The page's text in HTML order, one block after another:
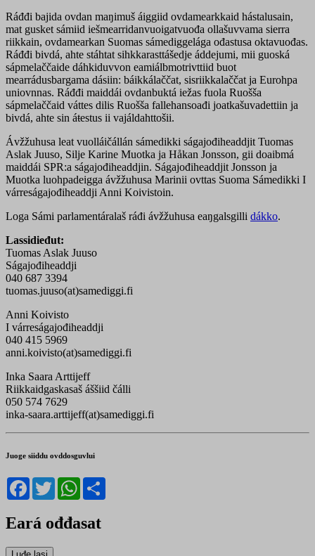
Ráđđi bajida ovdan maŋimuš áiggiid ovdamearkkaid hástalusain,
mat gusket sámiid iešmearridanvuoigatvuođa ollašuvvama sierra
riikkain, ovdamearkan Suomas sámediggelága ođastusa oktavuođas.
Ráđđi bivdá, ahte stáhtat sihkkarasttášedje áddejumi, mii guoská
sápmelaččaide dáhkiduvvon eamiálbmotrivttiid buot
mearrádusbargama dásiin: báikkálaččat, sisriikkalaččat ja Eurohpa
uniovnnas. Ráđđi maiddái ovdanbuktá iežas fuola Ruošša
sápmelaččaid váttes dilis Ruošša fallehansoađi joatkašuvadettiin ja
bivdá, ahte sin áŧestus ii vajáldahttošii.
Ávžžuhusa leat vuolláičállán sámedikki ságajođiheaddjit Tuomas
Aslak Juuso, Silje Karine Muotka ja Håkan Jonsson, gii doaibmá
maiddái SPR:a ságajođiheaddjin. Ságajođiheaddjit Jonsson ja
Muotka luohpadeigga ávžžuhusa Marinii ovttas Suoma Sámedikki I
várreságajođiheaddji Anni Koivistoin.
Loga Sámi parlamentáralaš ráđi ávžžuhusa eaŋgalsgilli dákko.
Lassidieđut:
Tuomas Aslak Juuso
Ságajođiheaddji
040 687 3394
tuomas.juuso(at)samediggi.fi
Anni Koivisto
I várreságajođiheaddji
040 415 5969
anni.koivisto(at)samediggi.fi
Inka Saara Arttijeff
Riikkaidgaskasaš áššiid čálli
050 574 7629
inka-saara.arttijeff(at)samediggi.fi
Juoge siiddu ovddosguvlui
Facebook
TwitterWhatsApp
Eará ođđasat